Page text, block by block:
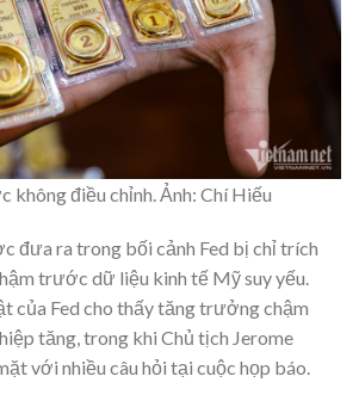
không điều chỉnh. Ảnh: Chí Hiếu
đưa ra trong bối cảnh Fed bị chỉ trích
trước dữ liệu kinh tế Mỹ suy yếu.
của Fed cho thấy tăng trưởng chậm
tăng, trong khi Chủ tịch Jerome
với nhiều câu hỏi tại cuộc họp báo.